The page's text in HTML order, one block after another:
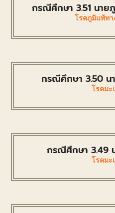
กรณีศึกษา 3.51 นาย
โรคภูมิแพ้ทา
กรณีศึกษา 3.50
โรคมะ
กรณีศึกษา 3.49
โรคมะ